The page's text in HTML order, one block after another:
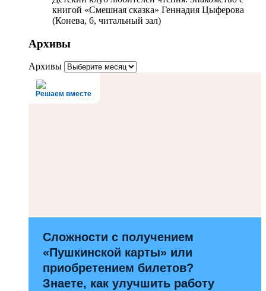
книгой «Смешная сказка» Геннадия Цыферова
(Конева, 6, читальный зал)
Архивы
Архивы
Решаем вместе
Сложности с получением
«Пушкинской карты» или
приобретением билетов?
Знаете, как улучшить работу